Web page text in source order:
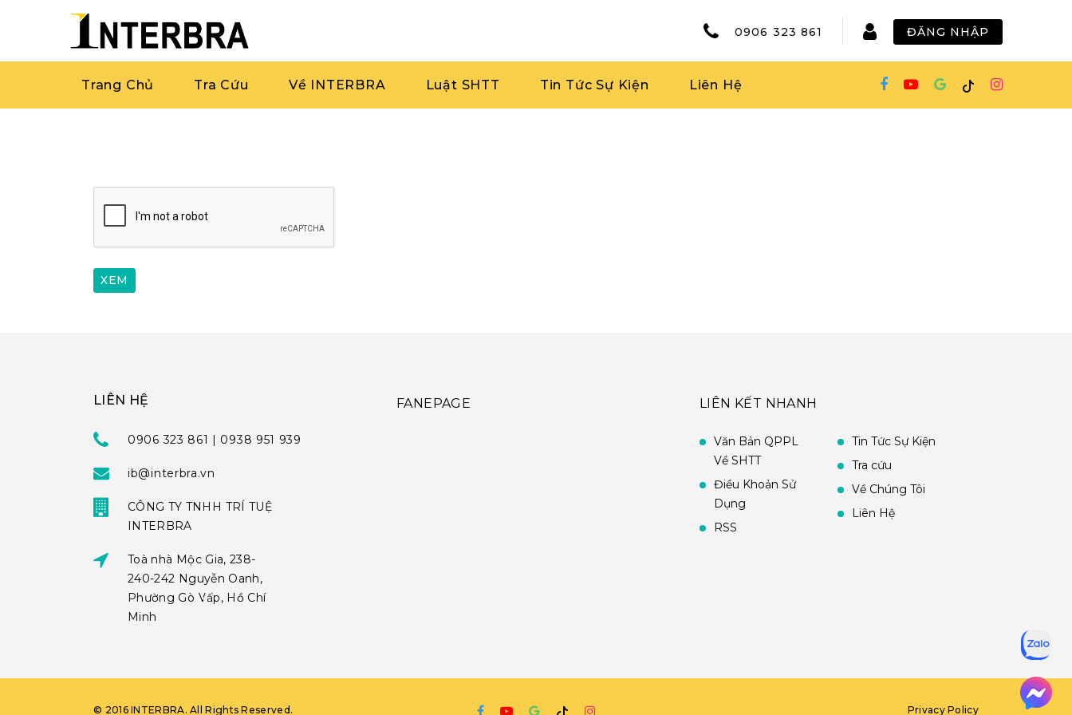
0906 323 861 ĐĂNG NHẬP
Trang Chủ Tra Cứu Về INTERBRA Luật SHTT Tin Tức Sự Kiện Liên Hệ
LIÊN HỆ
0906 323 861 | 0938 951 939
ib@interbra.vn
CÔNG TY TNHH TRÍ TUỆ
INTERBRA
Toà nhà Mộc Gia, 238-
240-242 Nguyễn Oanh,
Phường Gò Vấp, Hồ Chí
Minh
FANEPAGE LIÊN KẾT NHANH
Văn Bản QPPL
Về SHTT
Điều Khoản Sử
Dụng
RSS
Tin Tức Sự Kiện
Tra cứu
Về Chúng Tôi
Liên Hệ
© 2016 INTERBRA. All Rights Reserved. Privacy Policy